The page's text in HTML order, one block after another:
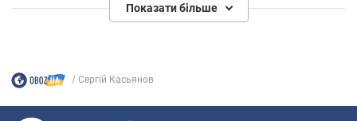
Показати більше
Сергій Касьянов